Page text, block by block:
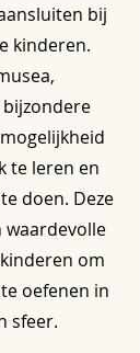
bij
kinderen.
te leren en
doen. Deze
waardevolle
om
oefenen in
sfeer.